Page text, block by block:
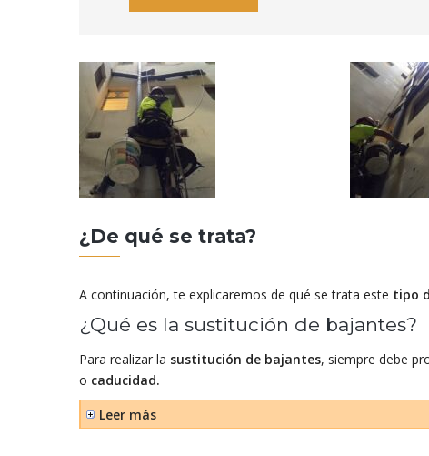
¿De qué se trata?
A continuación, te explicaremos de qué se trata este tipo
¿Qué es la sustitución de bajantes?
Para realizar la sustitución de bajantes, siempre debe
o caducidad.
Leer más